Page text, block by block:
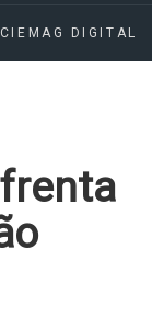
DIGITAL